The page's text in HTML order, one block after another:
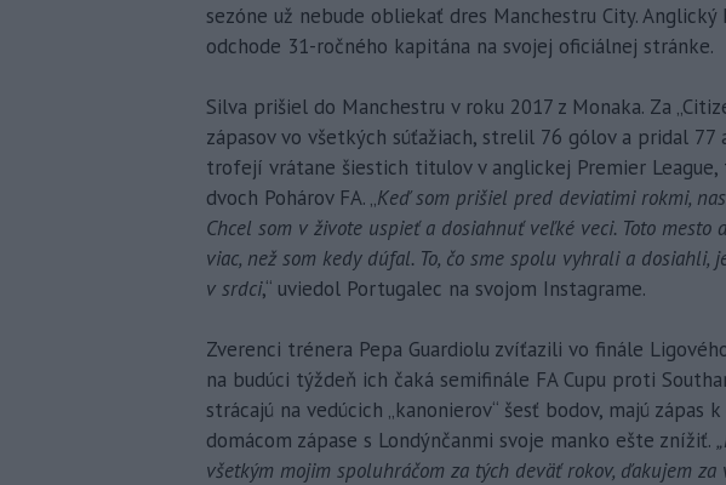
sezóne už nebude obliekať dres Manchestru City.
odchode 31-ročného kapitána na svojej oficiálnej stránke.
Silva prišiel do Manchestru v roku 2017 z Monaka. Za
zápasov vo všetkých súťažiach, strelil 76 gólov a pridal
trofejí vrátane šiestich titulov v anglickej Premier
dvoch Pohárov FA. „Keď som prišiel pred deviatimi rokmi,
Chcel som v živote uspieť a dosiahnuť veľké veci. Toto
viac, než som kedy dúfal. To, čo sme spolu vyhrali a dosiahli,
v srdci,“ uviedol Portugalec na svojom Instagrame.
Zverenci trénera Pepa Guardiolu zvíťazili vo finále
na budúci týždeň ich čaká semifinále FA Cupu proti
strácajú na vedúcich „kanonierov“ šesť bodov, majú zápas
domácom zápase s Londýnčanmi svoje manko ešte znížiť.
všetkým mojim spoluhráčom za tých deväť rokov, ďakujem za